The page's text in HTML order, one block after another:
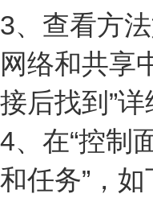
3、查看方
网络和共享
接后找到”
4、在“控制
和任务”，